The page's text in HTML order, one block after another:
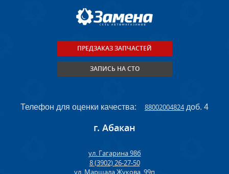
ПРЕДЗАКАЗ ЗАПЧАСТЕЙ
ЗАПИСЬ НА СТО
Телефон для оценки качества: 88002004824доб. 4
г. Абакан
ул. Гагарина 98б
8 (3902) 26-27-50
ул. Маршала Жукова, 99п